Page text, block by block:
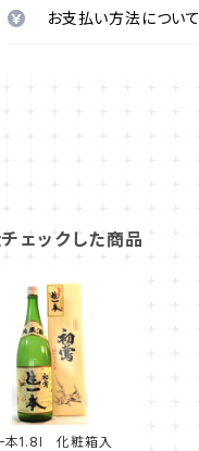
お支払い方法について
ェックした商品
本1.8l 化粧箱入